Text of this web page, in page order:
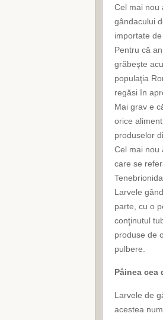
Cel mai nou
gândacului
importate
Pentru că
grăbeşte
populaţia
regăsi în
Mai grav e
orice
produselor
Cel mai nou
care se
Larvele
parte, cu o
conţinutul
produse de
pulbere.
Pâinea cea
Larvele de
acestea